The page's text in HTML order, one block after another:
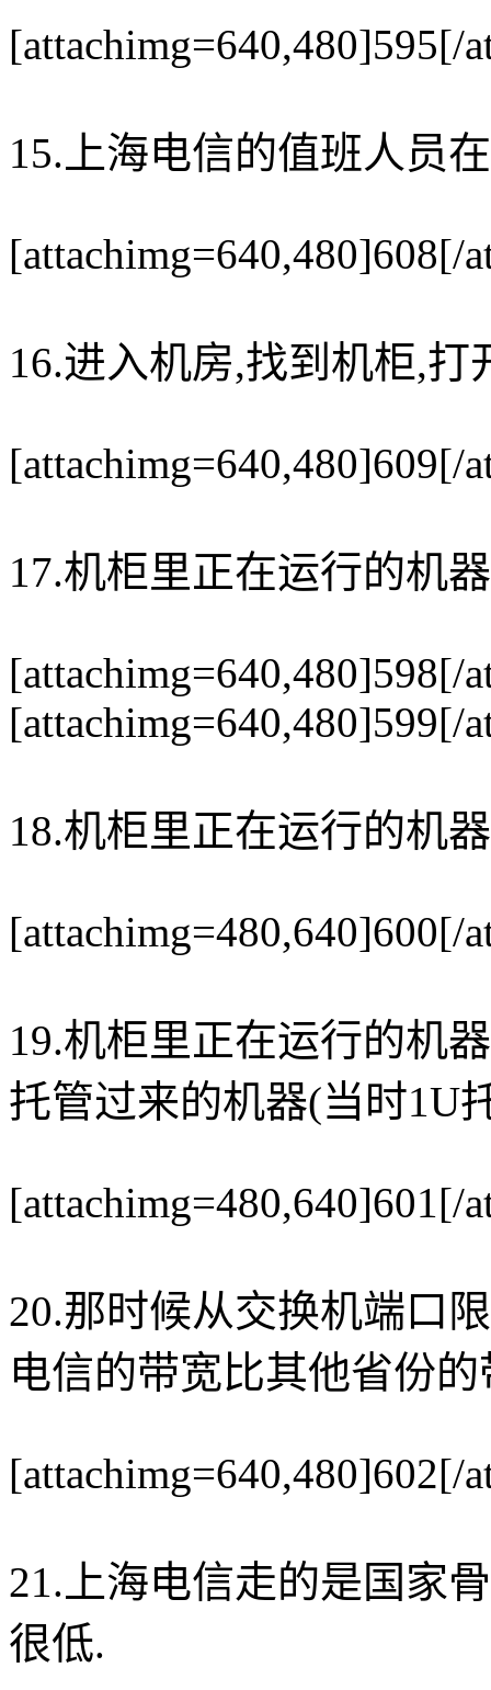
[attachimg=640,480]595[/
15.上海电信的值班人员
[attachimg=640,480]608[/
16.进入机房,找到机柜,打
[attachimg=640,480]609[/
17.机柜里正在运行的机器
[attachimg=640,480]598[/
[attachimg=640,480]599[/
18.机柜里正在运行的机器
[attachimg=480,640]600[/
19.机柜里正在运行的机
托管过来的机器(当时1U
[attachimg=480,640]601[/
20.那时候从交换机端口
电信的带宽比其他省份
[attachimg=640,480]602[/
21.上海电信走的是国家
很低.